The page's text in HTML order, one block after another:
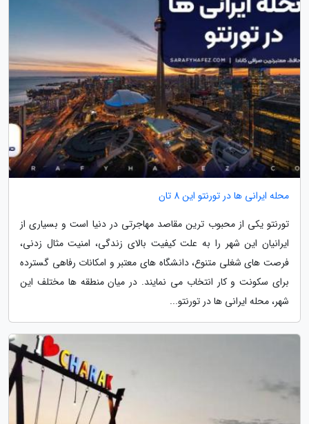
محله ایرانی ها در تورنتو این 8 تان
تورنتو یکی از محبوب ترین مقاصد مهاجرتی در دنیا است و بسیاری از
ایرانیان این شهر را به علت کیفیت بالای زندگی، امنیت مثال زدنی،
فرصت های شغلی متنوع، دانشگاه های معتبر و امکانات رفاهی گسترده
برای سکونت و کار انتخاب می نمایند. در میان منطقه ها مختلف این
شهر، محله ایرانی ها در تورنتو...